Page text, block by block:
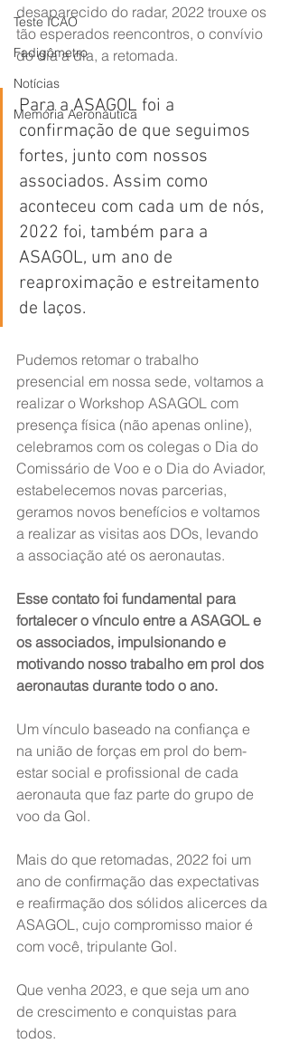
Teste ICAO
Fadigômetro
Notícias
Memória Aeronáutica
desaparecido do radar, 2022 trouxe os
tão esperados reencontros, o convívio
do dia a dia, a retomada.
Para a ASAGOL foi a
confirmação de que seguimos
fortes, junto com nossos
associados. Assim como
aconteceu com cada um de nós,
2022 foi, também para a
ASAGOL, um ano de
reaproximação e estreitamento
de laços.
Pudemos retomar o trabalho
presencial em nossa sede, voltamos a
realizar o Workshop ASAGOL com
presença física (não apenas online),
celebramos com os colegas o Dia do
Comissário de Voo e o Dia do Aviador,
estabelecemos novas parcerias,
geramos novos benefícios e voltamos
a realizar as visitas aos DOs, levando
a associação até os aeronautas.
Esse contato foi fundamental para
fortalecer o vínculo entre a ASAGOL e
os associados, impulsionando e
motivando nosso trabalho em prol dos
aeronautas durante todo o ano.
Um vínculo baseado na confiança e
na união de forças em prol do bem-
estar social e profissional de cada
aeronauta que faz parte do grupo de
voo da Gol.
Mais do que retomadas, 2022 foi um
ano de confirmação das expectativas
e reafirmação dos sólidos alicerces da
ASAGOL, cujo compromisso maior é
com você, tripulante Gol.
Que venha 2023, e que seja um ano
de crescimento e conquistas para
todos.